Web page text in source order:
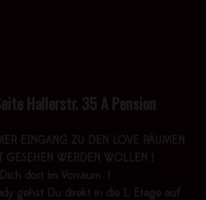
Hallerstr. 35 A Pension
EINGANG ZU DEN LOVE RÄUMEN
GESEHEN WERDEN WOLLEN !
dort im Vorraum !
gehst Du direkt in die 1. Etage auf